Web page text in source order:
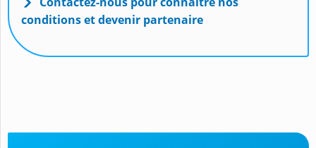
conditions et devenir partenaire